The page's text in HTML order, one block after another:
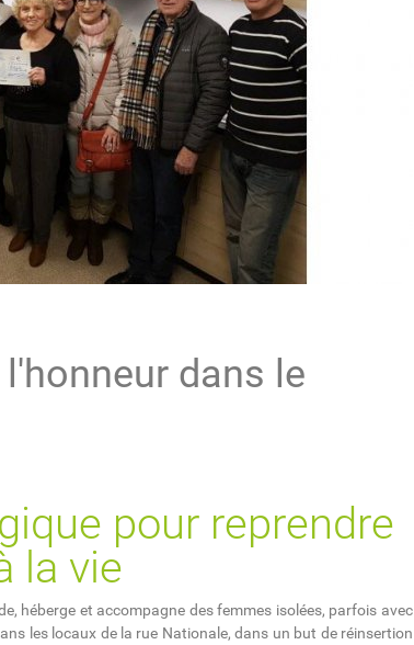
dans le
pour reprendre
la vie
héberge et accompagne des femmes isolées, parfois avec
les locaux de la rue Nationale, dans un but de réinsertion